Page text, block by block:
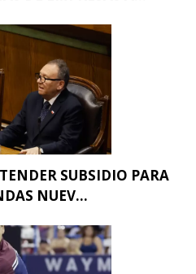
SUBSIDIO PARA
NUEV...